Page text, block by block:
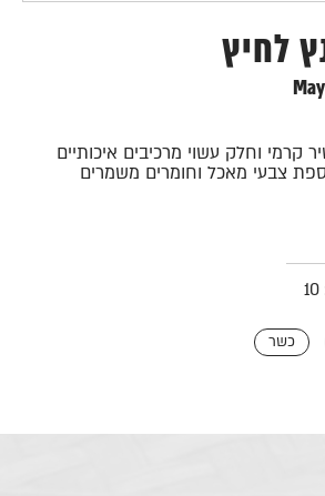
לחיץ
קרמי וחלק עשוי מרכיבים איכותיים
צבעי מאכל וחומרים משמרים
כשר